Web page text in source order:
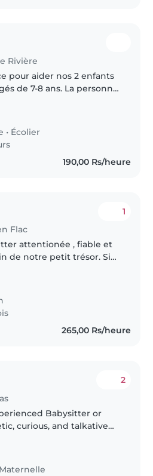
Rivière
pour aider nos 2 enfants
de 7-8 ans. La personne
• Écolier
190,00 Rs/heure
Flac
1
attentionée , fiable et
de notre petit trésor. Si
265,00 Rs/heure
2
Babysitter or
curious, and talkative
Maternelle